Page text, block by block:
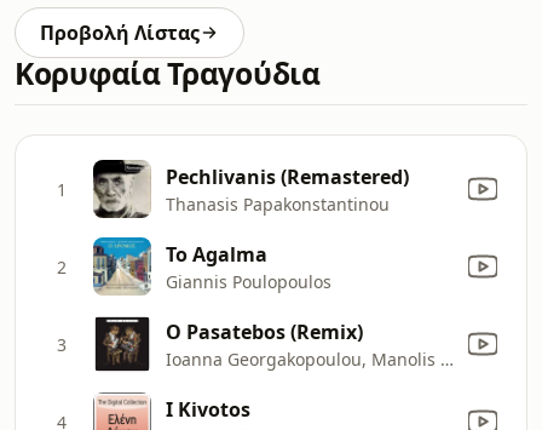
Προβολή Λίστας
Κορυφαία Τραγούδια
1 Pechlivanis (Remastered)
Thanasis Papakonstantinou
2 To Agalma
Giannis Poulopoulos
3 O Pasatebos (Remix)
Ioanna Georgakopoulou, Manolis Hiotis & Imam Baildi
4 I Kivotos